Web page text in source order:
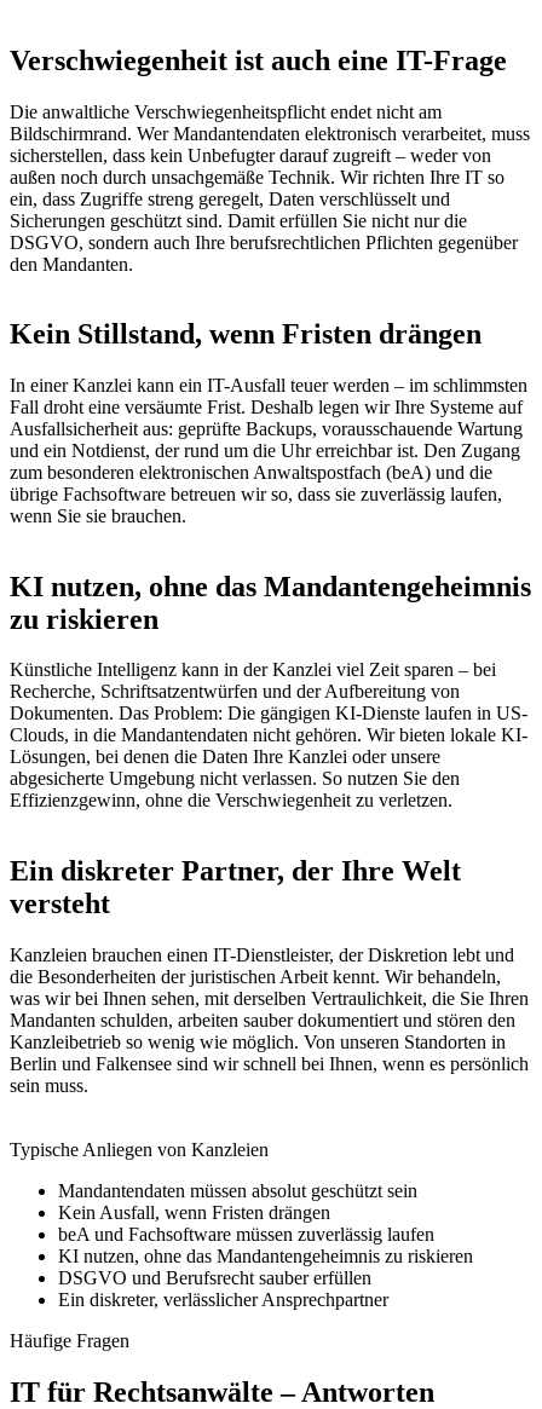
Verschwiegenheit ist auch eine IT-Frage
Die anwaltliche Verschwiegenheitspflicht endet nicht am
Bildschirmrand. Wer Mandantendaten elektronisch verarbeitet, muss
sicherstellen, dass kein Unbefugter darauf zugreift – weder von
außen noch durch unsachgemäße Technik. Wir richten Ihre IT so
ein, dass Zugriffe streng geregelt, Daten verschlüsselt und
Sicherungen geschützt sind. Damit erfüllen Sie nicht nur die
DSGVO, sondern auch Ihre berufsrechtlichen Pflichten gegenüber
den Mandanten.
Kein Stillstand, wenn Fristen drängen
In einer Kanzlei kann ein IT-Ausfall teuer werden – im schlimmsten
Fall droht eine versäumte Frist. Deshalb legen wir Ihre Systeme auf
Ausfallsicherheit aus: geprüfte Backups, vorausschauende Wartung
und ein Notdienst, der rund um die Uhr erreichbar ist. Den Zugang
zum besonderen elektronischen Anwaltspostfach (beA) und die
übrige Fachsoftware betreuen wir so, dass sie zuverlässig laufen,
wenn Sie sie brauchen.
KI nutzen, ohne das Mandantengeheimnis
zu riskieren
Künstliche Intelligenz kann in der Kanzlei viel Zeit sparen – bei
Recherche, Schriftsatzentwürfen und der Aufbereitung von
Dokumenten. Das Problem: Die gängigen KI-Dienste laufen in US-
Clouds, in die Mandantendaten nicht gehören. Wir bieten lokale KI-
Lösungen, bei denen die Daten Ihre Kanzlei oder unsere
abgesicherte Umgebung nicht verlassen. So nutzen Sie den
Effizienzgewinn, ohne die Verschwiegenheit zu verletzen.
Ein diskreter Partner, der Ihre Welt
versteht
Kanzleien brauchen einen IT-Dienstleister, der Diskretion lebt und
die Besonderheiten der juristischen Arbeit kennt. Wir behandeln,
was wir bei Ihnen sehen, mit derselben Vertraulichkeit, die Sie Ihren
Mandanten schulden, arbeiten sauber dokumentiert und stören den
Kanzleibetrieb so wenig wie möglich. Von unseren Standorten in
Berlin und Falkensee sind wir schnell bei Ihnen, wenn es persönlich
sein muss.
Typische Anliegen von Kanzleien
Mandantendaten müssen absolut geschützt sein
Kein Ausfall, wenn Fristen drängen
beA und Fachsoftware müssen zuverlässig laufen
KI nutzen, ohne das Mandantengeheimnis zu riskieren
DSGVO und Berufsrecht sauber erfüllen
Ein diskreter, verlässlicher Ansprechpartner
Häufige Fragen
IT für Rechtsanwälte – Antworten